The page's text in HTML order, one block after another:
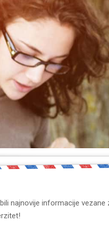
najnovije informacije vezane